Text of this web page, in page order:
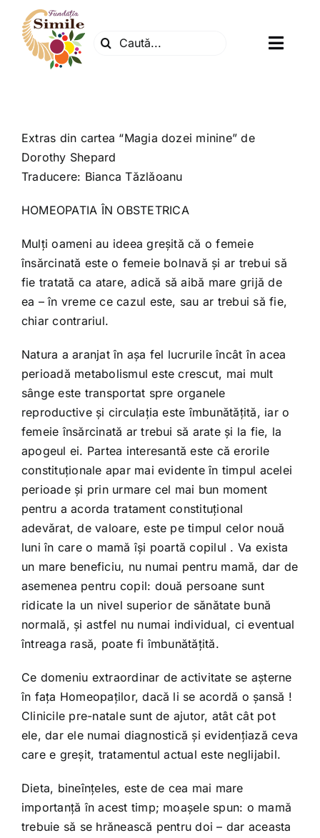
content
Search
Centrul natura
Articole
Evenimente
Tratamente naturale
Iubim fructele
Extras din cartea “Magia dozei minine” de
Dorothy Shepard
Traducere: Bianca Tăzlăoanu
HOMEOPATIA ÎN OBSTETRICA
Mulţi oameni au ideea greşită că o femeie
însărcinată este o femeie bolnavă şi ar trebui să
fie tratată ca atare, adică să aibă mare grijă de
ea – în vreme ce cazul este, sau ar trebui să fie,
chiar contrariul.
Natura a aranjat în aşa fel lucrurile încât în acea
perioadă metabolismul este crescut, mai mult
sânge este transportat spre organele
reproductive şi circulaţia este îmbunătăţită, iar o
femeie însărcinată ar trebui să arate şi la fie, la
apogeul ei. Partea interesantă este că erorile
constituţionale apar mai evidente în timpul acelei
perioade şi prin urmare cel mai bun moment
pentru a acorda tratament constituţional
adevărat, de valoare, este pe timpul celor nouă
luni în care o mamă îşi poartă copilul . Va exista
un mare beneficiu, nu numai pentru mamă, dar de
asemenea pentru copil: două persoane sunt
ridicate la un nivel superior de sănătate bună
normală, şi astfel nu numai individual, ci eventual
întreaga rasă, poate fi îmbunătăţită.
Ce domeniu extraordinar de activitate se aşterne
în faţa Homeopaţilor, dacă li se acordă o şansă !
Clinicile pre-natale sunt de ajutor, atât cât pot
ele, dar ele numai diagnostică şi evidenţiază ceva
care e greşit, tratamentul actual este neglijabil.
Dieta, bineînţeles, este de cea mai mare
importanţă în acest timp; moaşele spun: o mamă
trebuie să se hrănească pentru doi – dar aceasta